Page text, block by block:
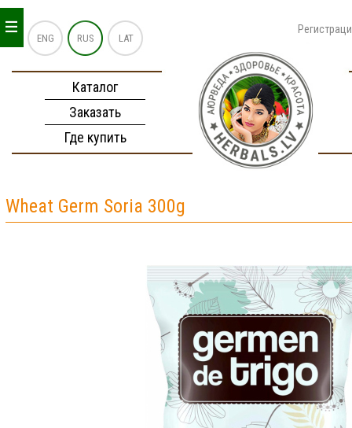
ENG RUS LAT
Каталог
Заказать
Где купить
_
_
_
Wheat Germ Soria 300g